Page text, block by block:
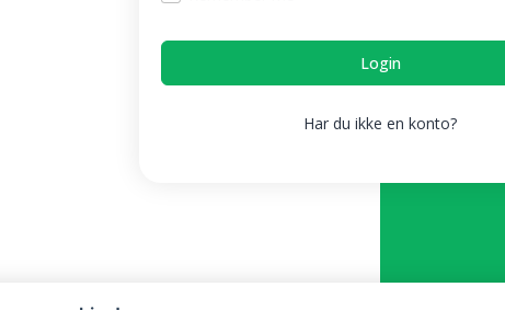
Login
Har du ikke en konto?